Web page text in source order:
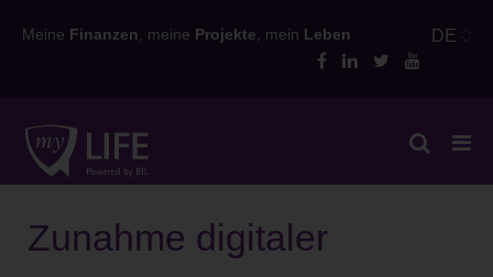
to
Meine Finanzen , meine Projekte , mein Leben DE
Zunahme digitaler